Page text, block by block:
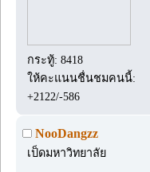
กระทู้: 8418
ให้คะแนนชื่นชมคนนี้:
+2122/-586
NooDangzz
เป็ดมหาวิทยาลัย